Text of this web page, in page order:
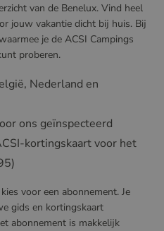
van de Benelux. Vind heel
jouw vakantie dicht bij huis. Bij
je de ACSI Campings
proberen.
Nederland en
ons geïnspecteerd
kortingskaart voor het
voor een abonnement. Je
gids en kortingskaart
abonnement is makkelijk